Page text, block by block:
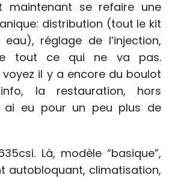
maintenant se refaire une
distribution (tout le kit
réglage de l’injection,
tout ce qui ne va pas.
il y a encore du boulot
la restauration, hors
ai eu pour un peu plus de
Là, modèle “basique”,
autobloquant, climatisation,